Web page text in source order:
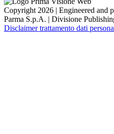
Copyright 2026 | Engineered and
Parma S.p.A. | Divisione
Disclaimer trattamento dati